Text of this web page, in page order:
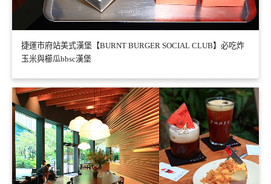
捷運市府站美式漢堡【BURNT BURGER SOCIAL CLUB】必吃炸
玉米與櫛瓜bbsc漢堡